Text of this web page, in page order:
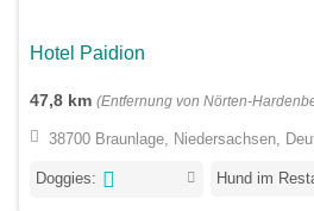
Hotel Paidion
47,8 km (Entfernung von Nörten-
38700 Braunlage, Niedersachsen,
Doggies: Hund im